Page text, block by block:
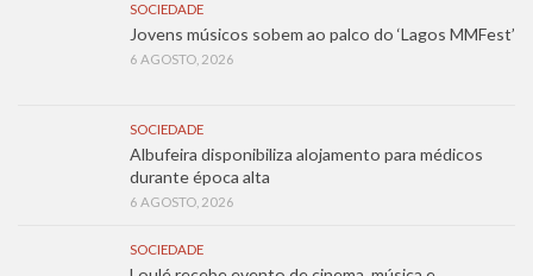
SOCIEDADE
Jovens músicos sobem ao palco do ‘Lagos MMFest’
6 AGOSTO, 2026
SOCIEDADE
Albufeira disponibiliza alojamento para médicos
durante época alta
6 AGOSTO, 2026
SOCIEDADE